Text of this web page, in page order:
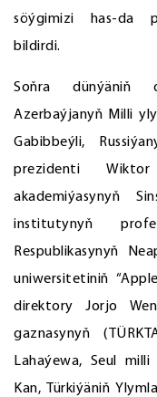
söýgimizi has-da
bildirdi.
Soňra dünýäniň
Azerbaýjanyň Milli
Gabibbeýli,
prezidenti
akademiýasynyň
institutynyň
Respublikasynyň
uniwersitetiniň
direktory Jorjo
gaznasynyň
Lahaýewa, Seul
Kan, Türkiýäniň